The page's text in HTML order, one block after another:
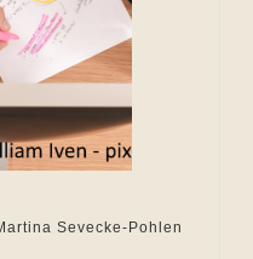
Sevecke-Pohlen